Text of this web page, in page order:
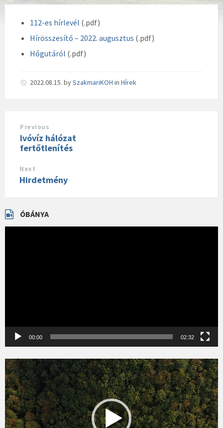
112-es hírlevél (.pdf)
Hírösszesítő – 2022. augusztus (.pdf)
Hőgutáról (.pdf)
2022.08.15. bySzakmariKOH in Hírek
Previous
Ivóvíz hálózat
fertőtlenítés
Next
Hirdetmény
ÓBÁNYA
00:00 02:32
Videólejátszó